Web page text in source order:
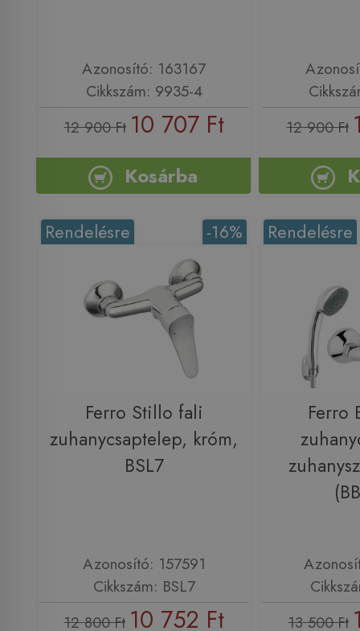
Azonosító: 163167
Cikkszám: 9935-4
12 900 Ft 10 707 Ft
Kosárba
12 900 Ft
-16%
Rendelésre
Ferro Stillo fali
zuhanycsaptelep, króm,
BSL7
Azonosító: 157591
Cikkszám: BSL7
12 800 Ft 10 752 Ft
Rendelésre
Ferro
13 500 Ft